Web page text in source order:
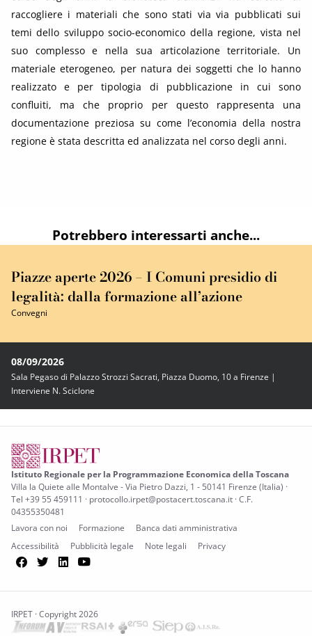
raccogliere i materiali che sono stati via via pubblicati sui
temi dello sviluppo socio-economico della regione, vista nel
suo complesso e nella sua articolazione territoriale. Un
materiale eterogeneo, per natura dei soggetti che lo hanno
realizzato e per tipologia di pubblicazione in cui sono
confluiti, ma che proprio per questo rappresenta una
documentazione preziosa su come l’economia della nostra
regione è stata descritta ed analizzata nel corso degli anni.
Potrebbero interessarti anche...
Piazze aperte 2026 – I Comuni presidio di
legalità: dalla formazione all’azione
Convegni
08/09/2026
Sala Pegaso di Palazzo Strozzi Sacrati, Piazza Duomo, 10 a Firenze |
Interviene N. Sciclone
Istituto Regionale per la Programmazione Economica della Toscana
Villa la Quiete alle Montalve - Via Pietro Dazzi, 1 - 50141 Firenze (Italia) ·
Tel +39 55 459111 · protocollo.irpet@postacert.toscana.it · C.F.
04355350481
Lavora con noi
Formazione
Banca dati amministrativa
Accessibilità
Pubblicità legale Note legali Privacy
Facebook
TwitterLinkedIn
IRPET · Copyright 2026